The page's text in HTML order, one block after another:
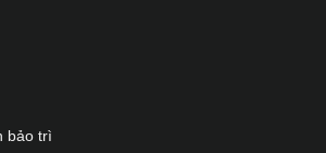
bảo trì